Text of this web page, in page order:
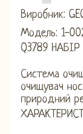
Виробник:
Модель: 1-
Q3789
Система
очищувач
природний